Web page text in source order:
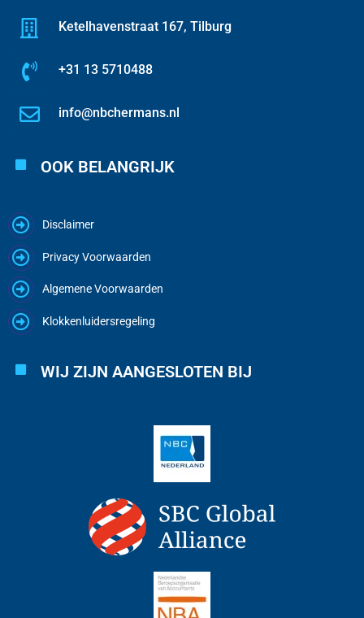
Ketelhavenstraat 167, Tilburg
+31 13 5710488
info@nbchermans.nl
OOK BELANGRIJK
Disclaimer
Privacy Voorwaarden
Algemene Voorwaarden
Klokkenluidersregeling
WIJ ZIJN AANGESLOTEN BIJ